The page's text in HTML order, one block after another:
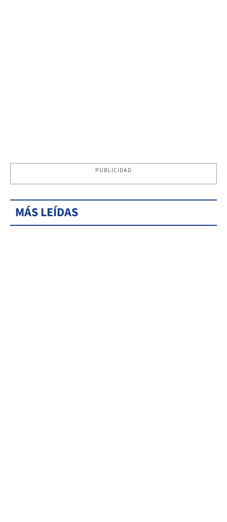
PUBLICIDAD
MÁS LEÍDAS